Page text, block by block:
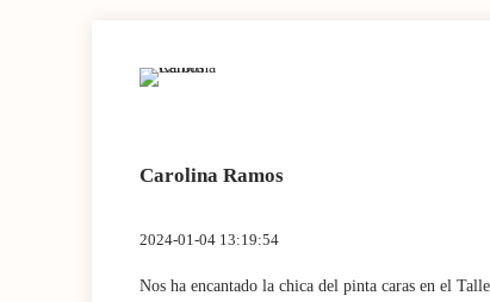
Carolina Ramos
2024-01-04 13:19:54
Nos ha encantado la chica del pinta caras en el